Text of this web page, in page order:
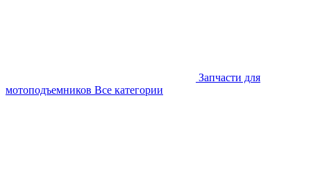
Запчасти для
мотоподъемников Все категории